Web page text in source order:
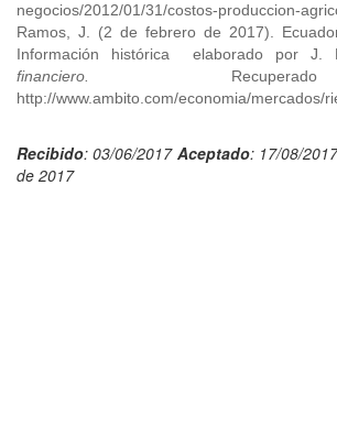
negocios/2012/01/31/costos-produccion-
Ramos, J. (2 de febrero de 2017).
Información histórica elaborado por J.
financiero.
http://www.ambito.com/economia/mercados/
Recibido: 03/06/2017 Aceptado: 17/08/
de 2017